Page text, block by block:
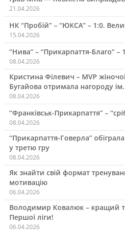
21.04.2026
НК “Пробій” – “ЮКСА” – 1:0.
15.04.2026
“Нива” – “Прикарпаття-Благо” –
08.04.2026
Кристина Філевич – MVP
Бугайова отримала нагороду
08.04.2026
“Франківськ-Прикарпаття” –
08.04.2026
“Прикарпаття-Говерла”
у третю гру
08.04.2026
Як знайти свій формат
мотивацію
06.04.2026
Володимир Ковалюк – кращий
Першої ліги!
06.04.2026